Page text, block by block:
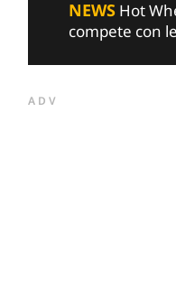
NEWSHot
compete con
ADV